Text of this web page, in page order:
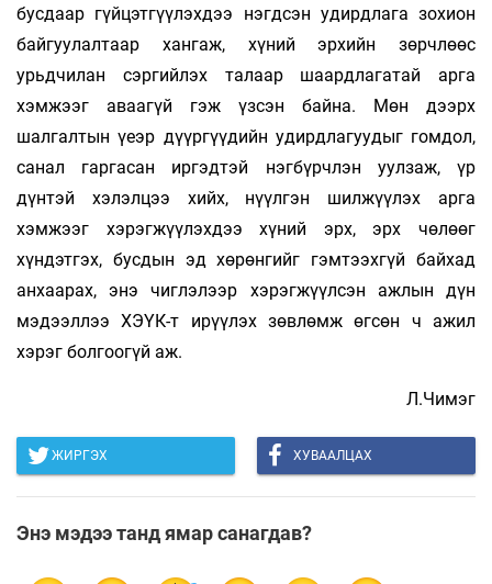
бусдаар гүйцэтгүүлэхдээ нэгдсэн удирдлага зохион
байгуулалтаар хангаж, хүний эрхийн зөрчлөөс
урьдчилан сэргийлэх талаар шаардлагатай арга
хэмжээг аваагүй гэж үзсэн байна. Мөн дээрх
шалгалтын үеэр дүүргүүдийн удирдлагуудыг гомдол,
санал гаргасан иргэдтэй нэгбүрчлэн уулзаж, үр
дүнтэй хэлэлцээ хийх, нүүлгэн шилжүүлэх арга
хэмжээг хэрэгжүүлэхдээ хүний эрх, эрх чөлөөг
хүндэтгэх, бусдын эд хөрөнгийг гэмтээхгүй байхад
анхаарах, энэ чиглэлээр хэрэгжүүлсэн ажлын дүн
мэдээллээ ХЭҮК-т ирүүлэх зөвлөмж өгсөн ч ажил
хэрэг болгоогүй аж.
Л.Чимэг
ЖИРГЭХ ХУВААЛЦАХ
Энэ мэдээ танд ямар санагдав?